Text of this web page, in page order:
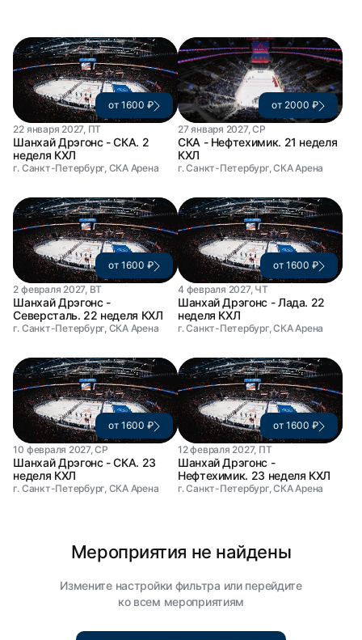
от 1600 ₽
22 января 2027, ПТ
Шанхай Дрэгонс - СКА. 2
неделя КХЛ
г. Санкт-Петербург, СКА Арена
от 2000 ₽
27 января 2027, СР
СКА - Нефтехимик. 21 неделя
КХЛ
г. Санкт-Петербург, СКА Арена
от 1600 ₽
2 февраля 2027, ВТ
Шанхай Дрэгонс -
Северсталь. 22 неделя КХЛ
г. Санкт-Петербург, СКА Арена
от 1600 ₽
4 февраля 2027, ЧТ
Шанхай Дрэгонс - Лада. 22
неделя КХЛ
г. Санкт-Петербург, СКА Арена
от 1600 ₽
10 февраля 2027, СР
Шанхай Дрэгонс - СКА. 23
неделя КХЛ
г. Санкт-Петербург, СКА Арена
от 1600 ₽
12 февраля 2027, ПТ
Шанхай Дрэгонс -
Нефтехимик. 23 неделя КХЛ
г. Санкт-Петербург, СКА Арена
Мероприятия не найдены
Измените настройки фильтра или перейдите
ко всем мероприятиям